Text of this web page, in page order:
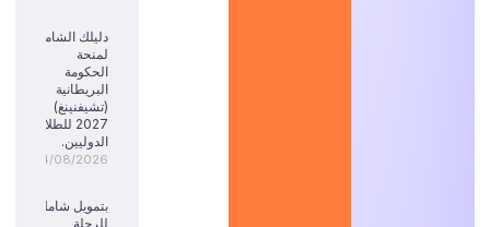
دليلك الشامل
لمنحة
الحكومة
البريطانية
(تشيفنينغ)
2027 للطلاب
الدوليين.
04/08/2026
بتمويل شامل
للرحلة